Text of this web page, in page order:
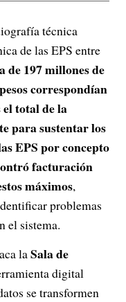
técnica
de las EPS entre
de 197 millones de
correspondían
total de la
para sustentar los
EPS por concepto
facturación
máximos,
problemas
el sistema.
laSala de
digital
se transformen